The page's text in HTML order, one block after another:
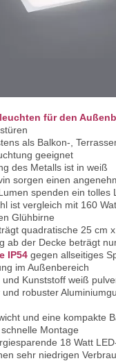
für den
als Balkon-,
geeignet
des Metalls ist in weiß
sorgen einen
spenden ein tolles
ist vergleich mit 160
Glühbirne
quadratische 25 cm
ab der Decke beträgt
IP54 gegen allseitiges
im Außenbereich
Kunststoff weiß
und robuster
und eine kompakte
Montage
18 Watt
sehr niedrigen